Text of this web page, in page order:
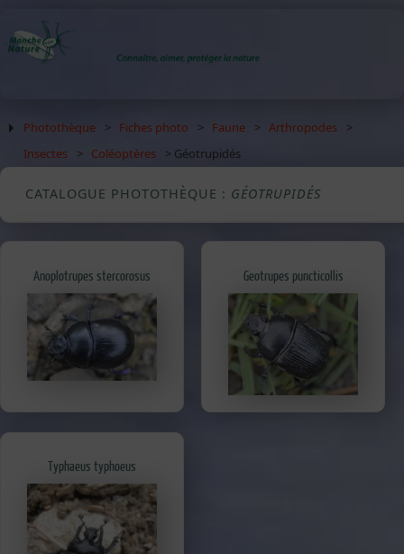
Photothèque > Fiches photo > Faune > Arthropodes
>
Insectes
> Coléoptères > Géotrupidés
CATALOGUE PHOTOTHÈQUE : GÉOTRUPIDÉS
Anoplotrupes stercorosus Geotrupes puncticollis
Typhaeus typhoeus